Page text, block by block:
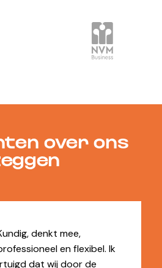
over ons
denkt mee,
en flexibel. Ik
dat wij door de